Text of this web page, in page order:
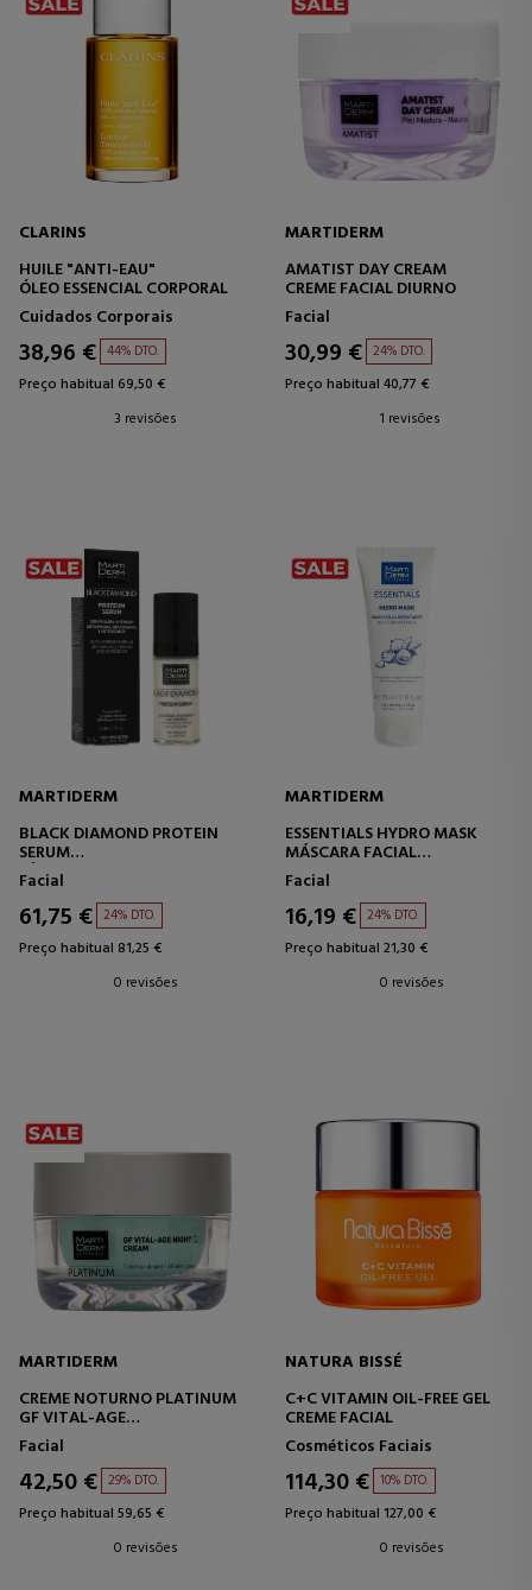
CLARINS
HUILE "ANTI-EAU"
ÓLEO ESSENCIAL CORPORAL
Cuidados Corporais
38,96 € 44% DTO.
Preço habitual 69,50 €
3 revisões
MARTIDERM
AMATIST DAY CREAM
CREME FACIAL DIURNO
Facial
30,99 € 24% DTO.
Preço habitual 40,77 €
1 revisões
MARTIDERM
BLACK DIAMOND PROTEIN
SERUM
SÉRUM ULTRA INTENSIVO
Facial
61,75 € 24% DTO.
Preço habitual 81,25 €
0 revisões
MARTIDERM
ESSENTIALS HYDRO MASK
MÁSCARA FACIAL
HIDRATANTE E FIRMADORA
Facial
16,19 € 24% DTO.
Preço habitual 21,30 €
0 revisões
MARTIDERM
CREME NOTURNO PLATINUM
GF VITAL-AGE
CREME ANTIRRUGAS -
ANTIENVELHECIMENTO
Facial
42,50 € 29% DTO.
Preço habitual 59,65 €
0 revisões
NATURA BISSÉ
C+C VITAMIN OIL-FREE GEL
CREME FACIAL
Cosméticos Faciais
114,30 € 10% DTO.
Preço habitual 127,00 €
0 revisões